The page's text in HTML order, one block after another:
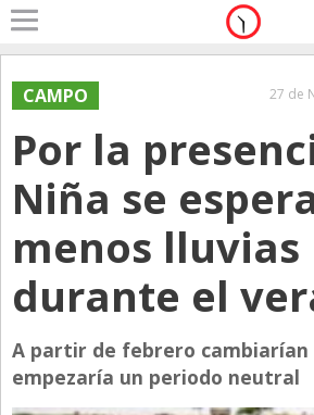
Home
A Motor
Alerta
Anticipo
Campo
Carrera & Emprendedores
Club House
Con Estilo
CAMPO 27 de
Por la
Niña se
menos lluvias
durante el
A partir de febrero cambiarían
empezaría un periodo neutral